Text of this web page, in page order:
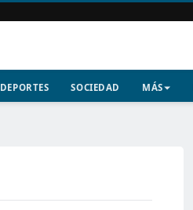
DEPORTES SOCIEDAD MÁS